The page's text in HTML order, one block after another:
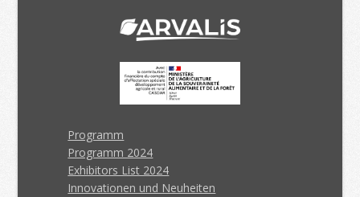
Programm
Programm 2024
Exhibitors List 2024
Innovationen und Neuheiten